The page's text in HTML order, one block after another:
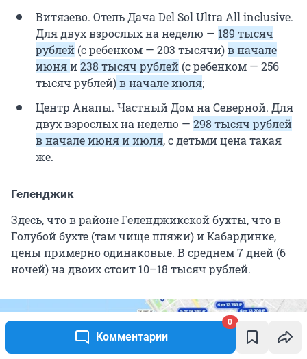
Комментарии
0
Витязево. Отель Дача Del Sol Ultra All inclusive.
Для двух взрослых на неделю — 189 тысяч
рублей (с ребенком — 203 тысячи)в начале
июняи238 тысяч рублей (с ребенком — 256
тысяч рублей)в начале июля;
Центр Анапы. Частный Дом на Северной. Для
двух взрослых на неделю — 298 тысяч рублей
в начале июня и июля, с детьми цена такая
же.
Геленджик
Здесь, что в районе Геленджикской бухты, что в
Голубой бухте (там чище пляжи) и Кабардинке,
цены примерно одинаковые. В среднем 7 дней (6
ночей) на двоих стоит 10–18 тысяч рублей.